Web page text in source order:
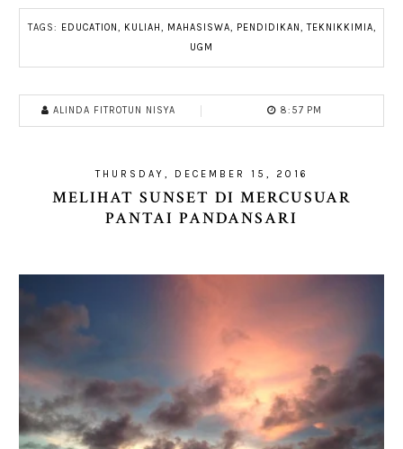
TAGS: EDUCATION , KULIAH , MAHASISWA, PENDIDIKAN ,TEKNIKKIMIA,
UGM
ALINDA FITROTUN NISYA 8:57 PM
THURSDAY, DECEMBER 15, 2016
MELIHAT SUNSET DI MERCUSUAR
PANTAI PANDANSARI